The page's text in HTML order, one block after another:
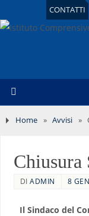
CONTATTI
Home » Avvisi »
Chiusura
DIADMIN 8
Il Sindaco del